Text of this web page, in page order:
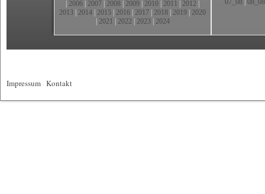
2006 2007 2008 2009 2010 2011 2012
2013 2014 2015 2016 2017 2018 2019 2020
2021 2022 2023| 2024
07_08 08_08
Impressum Kontakt